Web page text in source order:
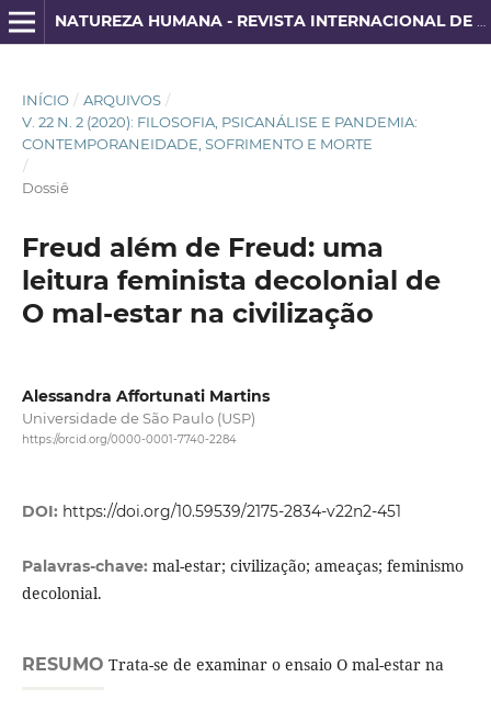
INÍCIO / ARQUIVOS /
V. 22 N. 2 (2020): FILOSOFIA, PSICANÁLISE E PANDEMIA:
CONTEMPORANEIDADE, SOFRIMENTO E MORTE
/
Dossiê
Freud além de Freud: uma
leitura feminista decolonial de
O mal-estar na civilização
Alessandra Affortunati Martins
Universidade de São Paulo (USP)
https://orcid.org/0000-0001-7740-2284
DOI: https://doi.org/10.59539/2175-2834-v22n2-451
Palavras-chave: mal-estar; civilização; ameaças; feminismo
decolonial.
RESUMO Trata-se de examinar o ensaio O mal-estar na